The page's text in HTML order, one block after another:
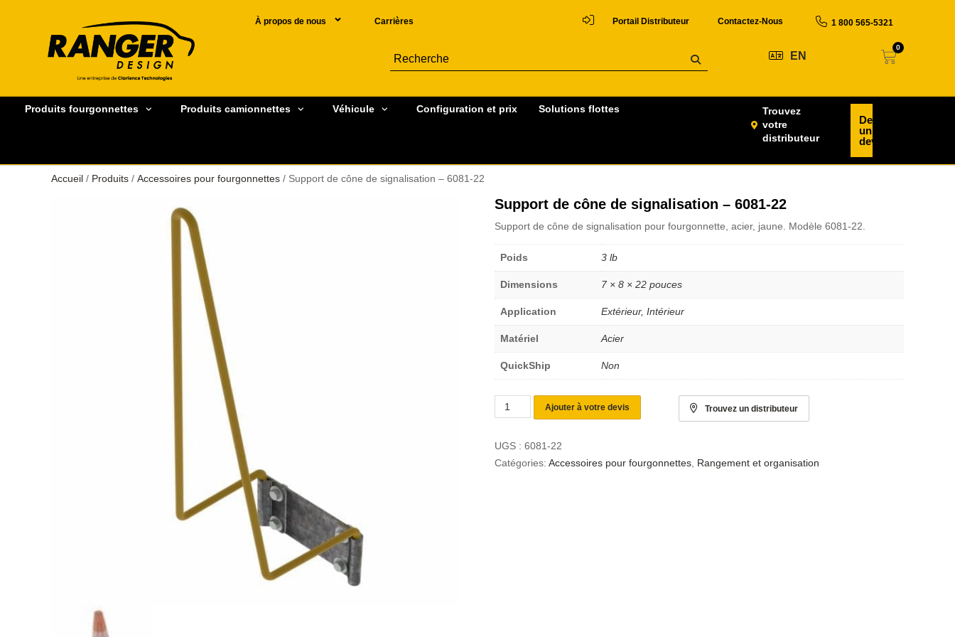
À propos de nous Carrières Portail Distributeur Contactez-Nous 1 800 565-5321
EN
0
Produits fourgonnettes Produits camionnettes Véhicule Configuration et prix Solutions flottes
Trouvez
votre
distributeur
Demander
un
devis
Accueil / Produits / Accessoires pour fourgonnettes / Support de cône de signalisation – 6081-22
Support de cône de signalisation – 6081-22
Support de cône de signalisation pour fourgonnette, acier, jaune. Modèle 6081-22.
Poids 3 lb
Dimensions 7 × 8 × 22 pouces
Application Extérieur, Intérieur
Matériel Acier
QuickShip Non
Ajouter à votre devis Trouvez un distributeur
UGS : 6081-22
Catégories: Accessoires pour fourgonnettes Rangement et organisation